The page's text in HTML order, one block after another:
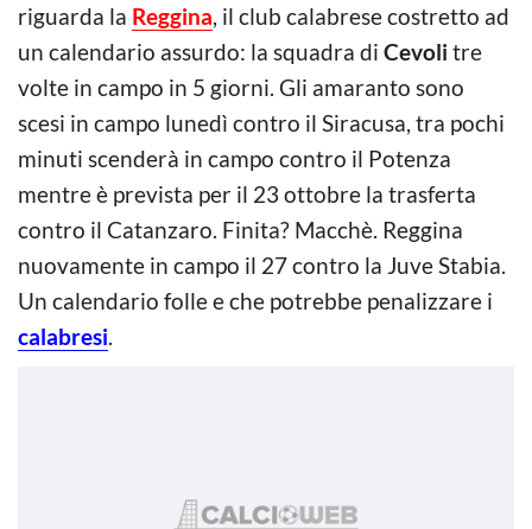
riguarda la Reggina, il club calabrese costretto ad
un calendario assurdo: la squadra di Cevoli tre
volte in campo in 5 giorni. Gli amaranto sono
scesi in campo lunedì contro il Siracusa, tra pochi
minuti scenderà in campo contro il Potenza
mentre è prevista per il 23 ottobre la trasferta
contro il Catanzaro. Finita? Macchè. Reggina
nuovamente in campo il 27 contro la Juve Stabia.
Un calendario folle e che potrebbe penalizzare i
calabresi.